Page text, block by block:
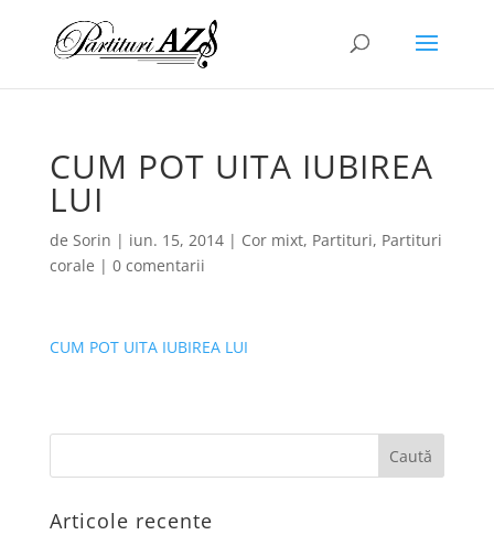
CUM POT UITA IUBIREA
LUI
de Sorin | iun. 15, 2014| Cor mixt, Partituri, Partituri
corale | 0 comentarii
CUM POT UITA IUBIREA LUI
Articole recente